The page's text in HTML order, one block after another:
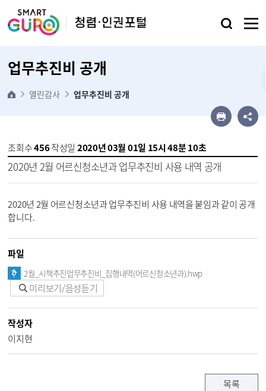
업무추진비 공개
열린감사 업무추진비 공개
조회수456작성일 2020년 03월 01일 15시 48분 10초
2020년 2월 어르신청소년과 업무추진비 사용 내역 공개
2020년 2월 어르신청소년과 업무추진비 사용 내역을 붙임과 같이 공개
합니다.
파일
2월_시책추진업무추진비_집행내역(어르신청소년과).hwp
미리보기/음성듣기
작성자
이지현
목록